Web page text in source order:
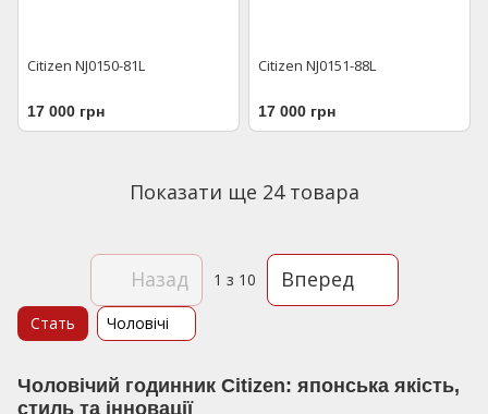
Citizen NJ0150-81L
17 000 грн
Citizen NJ0151-88L
17 000 грн
Показати ще 24 товара
Назад 1 з 10 Вперед
Чоловічий годинник Citizen: японська якість,
стиль та інновації
Стать Чоловічі